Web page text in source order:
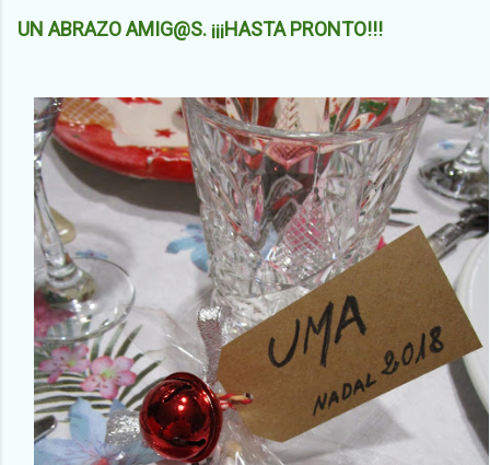
UN ABRAZO AMIG@S. ¡¡¡HASTA PRONTO!!!